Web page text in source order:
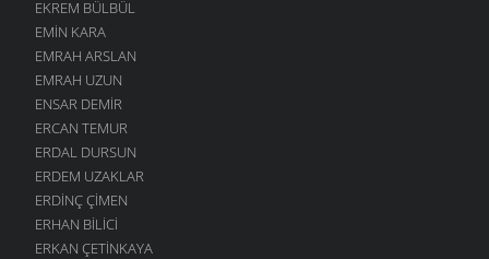
22 OCAK 2010
AYRIM YAPMAK NIYE
12 OCAK 2010
DERELER ÖZGÜR AKSIN
5 OCAK 2010
SERMAYE GELDI
3 OCAK 2010
HAL BOZUK
29 ARALIK 2009
EKREM BÜLBÜL
EMIN KARA
EMRAH ARSLAN
EMRAH UZUN
ENSAR DEMIR
ERCAN TEMUR
ERDAL DURSUN
ERDEM UZAKLAR
ERDINÇ ÇIMEN
ERHAN BILICI
ERKAN ÇETINKAYA